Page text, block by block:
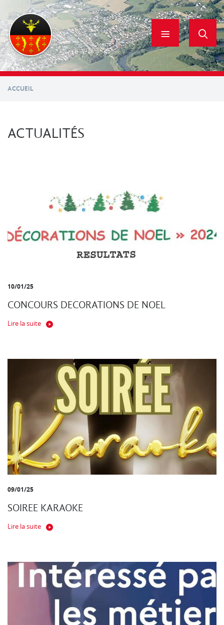
contenu
principal
ACCUEIL
ACTUALITÉS
10/01/25
CONCOURS DECORATIONS DE NOEL
Lire la suite
09/01/25
SOIREE KARAOKE
Lire la suite